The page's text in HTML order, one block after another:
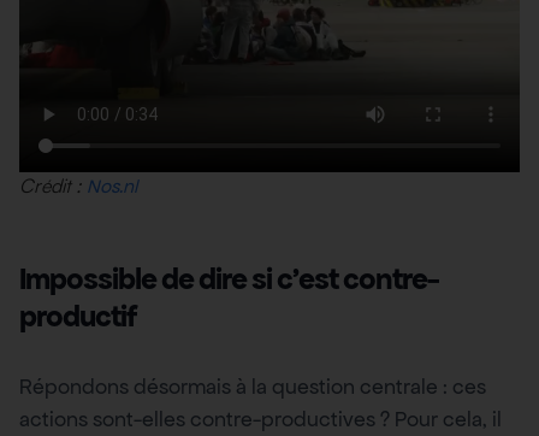
Crédit : Nos.nl
Impossible de dire si c’est contre-
productif
Répondons désormais à la question centrale : ces
actions sont-elles contre-productives ? Pour cela, il